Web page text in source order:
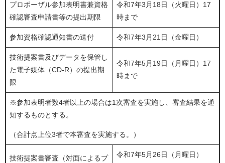
プロポーザル参加表明書兼資格
確認審査申請書等の提出期限
令和7年3月18日（火曜日）17
時まで
参加資格確認通知書の送付 令和7年3月21日（金曜日）
技術提案書及びデータを保管し
た電子媒体（CD-R）の提出期
限
令和7年5月19日（月曜日）17
時まで
※参加表明者数4者以上の場合は1次審査を実施し、審査結果を通
知するものとする。
（合計点上位3者で本審査を実施する。）
技術提案書審査（対面によるプ
令和7年5月26日（月曜日）